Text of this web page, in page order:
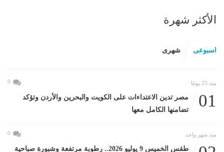
الأكثر شهرة
اسبوعى شهرى
منذ 25 يومًا 0
01
مصر تدين الاعتداءات على الكويت والبحرين والأردن وتؤكد
تضامنها الكامل معها
منذ شهر واحد 0
طقس الخميس 9 يوليو 2026.. رطوبة مرتفعة وشبورة صباحية